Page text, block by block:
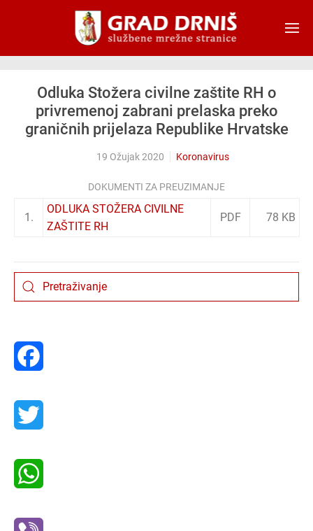
Skip to main content
Odluka Stožera civilne zaštite RH o
privremenoj zabrani prelaska preko
graničnih prijelaza Republike Hrvatske
19 Ožujak 2020 Koronavirus
DOKUMENTI ZA PREUZIMANJE
1.
ODLUKA STOŽERA CIVILNE
ZAŠTITE RH
PDF 78 KB